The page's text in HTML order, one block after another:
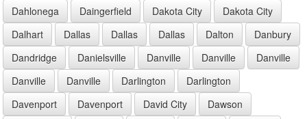
Dahlonega
Daingerfield Dakota City
Dakota City
Dalhart
Dallas Dallas Dallas Dalton
Danbury
Dandridge
Danielsville Danville Danville
Danville
Danville
Danville Darlington
Darlington
Davenport
Davenport David City
Dawson